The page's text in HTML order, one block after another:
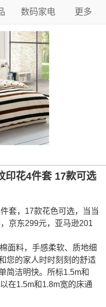
数码家电 更多
印花4件套 17款可选
套，17款花色可选，当当
京东299元，亚马逊201
面料，手感柔软、质地细
您的家人时时刻刻的舒适
简洁明快。所标1.5m和
在1.5m和1.8m宽的床通